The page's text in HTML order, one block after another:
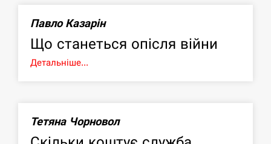
Павло Казарін
Що станеться опісля війни
Детальніше...
Тетяна Чорновол